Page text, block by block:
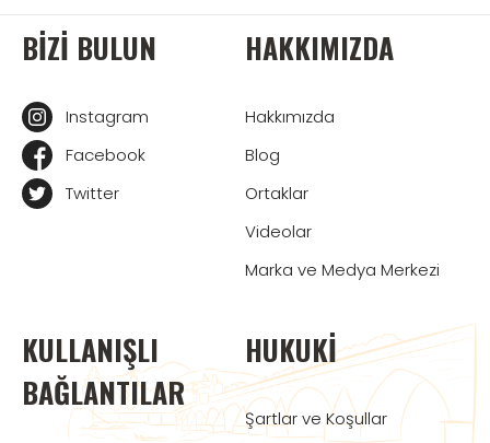
BIZI BULUN
Instagram
Facebook
Twitter
HAKKIMIZDA
Hakkımızda
Blog
Ortaklar
Videolar
Marka ve Medya Merkezi
KULLANIŞLI
BAĞLANTILAR
HUKUKI
Şartlar ve Koşullar